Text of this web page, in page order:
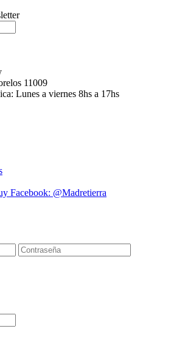
11009
Lunes a viernes 8hs a 17hs
Facebook: @Madretierra